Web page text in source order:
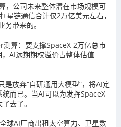
，公司未来整体潜在市场规模可
星链通信合计仅2万亿美元左右，
带来的。
算：要支撑SpaceX 2万亿总市
AI远期期权溢价占整体估值
放弃“自研通用大模型”，将AI定
而已。当AI可以为发挥SpaceX
去了。
球AI厂商出租太空算力、卫星数